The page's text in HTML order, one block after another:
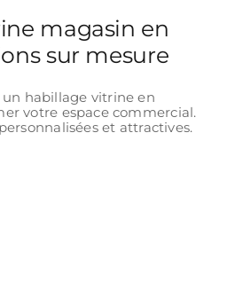
magasin en
sur mesure
habillage vitrine en
votre espace commercial.
et attractives.